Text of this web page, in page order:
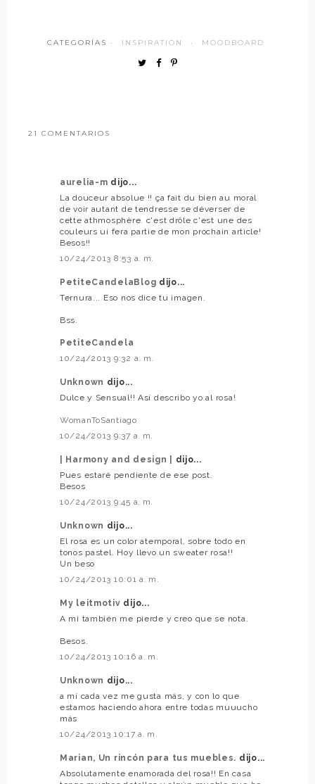
CATEGORÍAS · INSPIRATION · MOODBOARD
21 COMENTARIOS
aurelia-m dijo...
La douceur absolue !! ça fait du bien au moral
de voir autant de tendresse se déverser de
cette athmosphère. c'est drôle c'est une des
couleurs ui fera partie de mon prochain article!
Besos!!
10/24/2013 8:53 a. m.
PetiteCandelaBlog dijo...
Ternura... Eso nos dice tu imagen.
Bss.
PetiteCandela
10/24/2013 9:32 a. m.
Unknown dijo...
Dulce y Sensual!! Así describo yo al rosa!
WomanToSantiago
10/24/2013 9:37 a. m.
| Harmony and design |
dijo...
Pues estaré pendiente de ese post.
Besos
10/24/2013 9:45 a. m.
Unknown dijo...
El rosa es un color atemporal, sobre todo en
tonos pastel. Hoy llevo un sweater rosa!!
Un beso
10/24/2013 10:01 a. m.
My leitmotiv dijo...
A mi también me pierde y creo que se nota.
Besos.
10/24/2013 10:16 a. m.
Unknown dijo...
a mí cada vez me gusta más, y con lo que
estamos haciendo ahora entre todas muuucho
más
10/24/2013 10:17 a. m.
Marian, Un rincón para tus muebles. dijo...
Absolutamente enamorada del rosa!! En casa